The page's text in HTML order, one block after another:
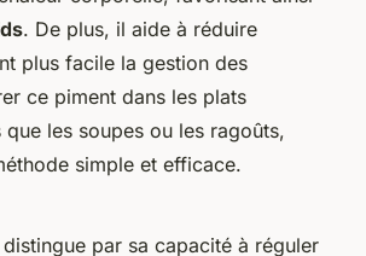
. De plus, il aide à réduire
plus facile la gestion des
ce piment dans les plats
les soupes ou les ragoûts,
simple et efficace.
distingue par sa capacité à réguler